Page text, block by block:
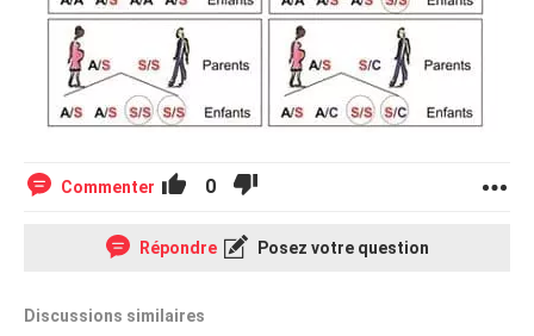
Commenter 0
Répondre Posez votre question
Discussions similaires